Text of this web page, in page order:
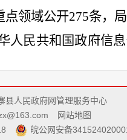
点领域公开275条，
人民共和国政府信
申请人对政府信息
到依申请公开事项。
县人民政府网管理服务中心
网站地图
皖公网安备